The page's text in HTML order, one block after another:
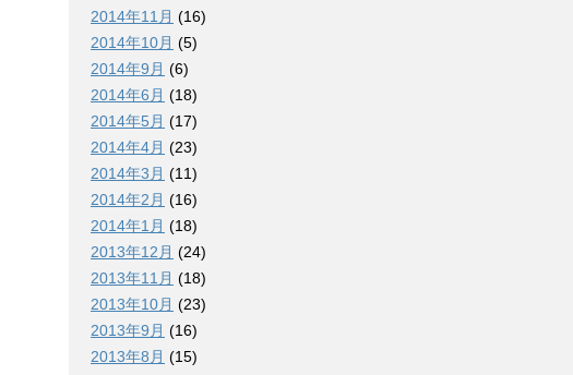
2014年11月 (16)
2014年10月 (5)
2014年9月 (6)
2014年6月 (18)
2014年5月 (17)
2014年4月 (23)
2014年3月 (11)
2014年2月 (16)
2014年1月 (18)
2013年12月 (24)
2013年11月 (18)
2013年10月 (23)
2013年9月 (16)
2013年8月 (15)